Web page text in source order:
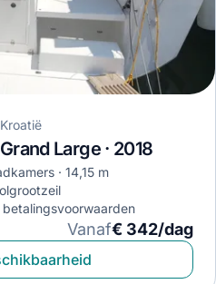
Large · 2018
14,15 m
betalingsvoorwaarden
Vanaf€ 342/dag